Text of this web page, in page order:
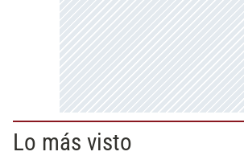
Lo más visto